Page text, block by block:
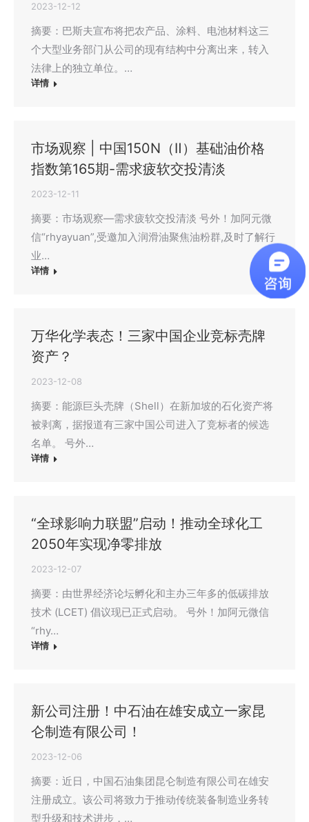
2023-12-12
摘要：巴斯夫宣布将把农产品、涂料、电池材料这三
个大型业务部门从公司的现有结构中分离出来，转入
法律上的独立单位。…
详情
市场观察 | 中国150N（Ⅱ）基础油价格
指数第165期-需求疲软交投清淡
2023-12-11
摘要：市场观察—需求疲软交投清淡 号外！加阿元微
信“rhyayuan”,受邀加入润滑油聚焦油粉群,及时了解行
业…
详情
万华化学表态！三家中国企业竞标壳牌
资产？
2023-12-08
摘要：能源巨头壳牌（Shell）在新加坡的石化资产将
被剥离，据报道有三家中国公司进入了竞标者的候选
名单。 号外…
详情
“全球影响力联盟”启动！推动全球化工
2050年实现净零排放
2023-12-07
摘要：由世界经济论坛孵化和主办三年多的低碳排放
技术 (LCET) 倡议现已正式启动。 号外！加阿元微信
“rhy…
详情
新公司注册！中石油在雄安成立一家昆
仑制造有限公司！
2023-12-06
摘要：近日，中国石油集团昆仑制造有限公司在雄安
注册成立。该公司将致力于推动传统装备制造业务转
型升级和技术进步，…